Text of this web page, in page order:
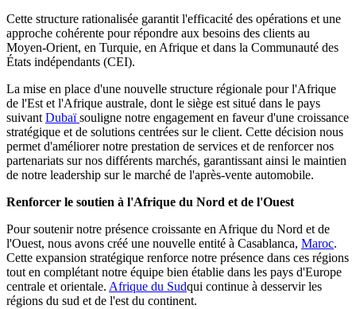
Cette structure rationalisée garantit l'efficacité des opérations et une
approche cohérente pour répondre aux besoins des clients au
Moyen-Orient, en Turquie, en Afrique et dans la Communauté des
États indépendants (CEI).
La mise en place d'une nouvelle structure régionale pour l'Afrique
de l'Est et l'Afrique australe, dont le siège est situé dans le pays
suivant Dubaïsouligne notre engagement en faveur d'une croissance
stratégique et de solutions centrées sur le client. Cette décision nous
permet d'améliorer notre prestation de services et de renforcer nos
partenariats sur nos différents marchés, garantissant ainsi le maintien
de notre leadership sur le marché de l'après-vente automobile.
Renforcer le soutien à l'Afrique du Nord et de l'Ouest
Pour soutenir notre présence croissante en Afrique du Nord et de
l'Ouest, nous avons créé une nouvelle entité à Casablanca, Maroc.
Cette expansion stratégique renforce notre présence dans ces régions
tout en complétant notre équipe bien établie dans les pays d'Europe
centrale et orientale. Afrique du Sudqui continue à desservir les
régions du sud et de l'est du continent.